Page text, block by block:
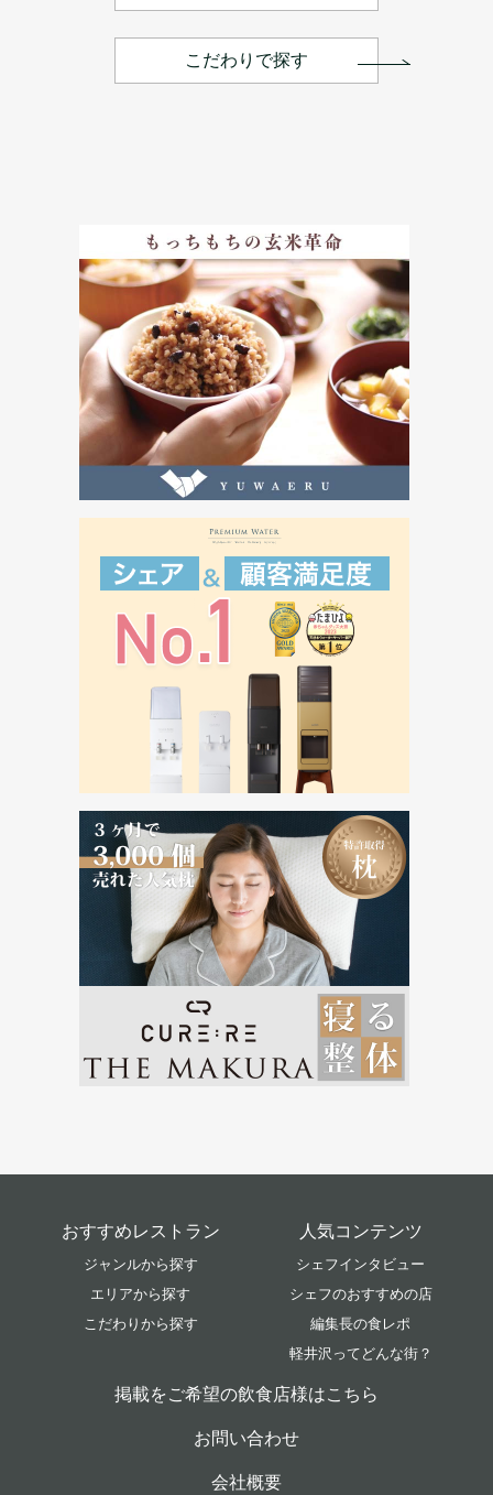
こだわりで探す
おすすめレストラン
ジャンルから探す
エリアから探す
こだわりから探す
人気コンテンツ
シェフインタビュー
シェフのおすすめの店
編集長の食レポ
軽井沢ってどんな街？
掲載をご希望の飲食店様はこちら
お問い合わせ
会社概要